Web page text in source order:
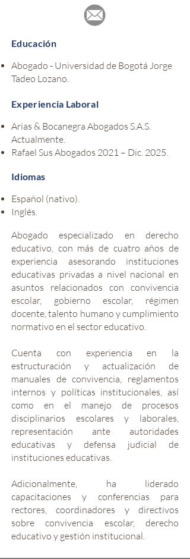
Educación
Abogado - Universidad de Bogotá Jorge
Tadeo Lozano.
Experiencia Laboral
Arias & Bocanegra Abogados S.A.S.
Actualmente.
Rafael Sus Abogados 2021 – Dic. 2025.
Idiomas
Español (nativo).
Inglés.
Abogado especializado en derecho
educativo, con más de cuatro años de
experiencia asesorando instituciones
educativas privadas a nivel nacional en
asuntos relacionados con convivencia
escolar, gobierno escolar, régimen
docente, talento humano y cumplimiento
normativo en el sector educativo.
Cuenta con experiencia en la
estructuración y actualización de
manuales de convivencia, reglamentos
internos y políticas institucionales, así
como en el manejo de procesos
disciplinarios escolares y laborales,
representación ante autoridades
educativas y defensa judicial de
instituciones educativas.
Adicionalmente, ha liderado
capacitaciones y conferencias para
rectores, coordinadores y directivos
sobre convivencia escolar, derecho
educativo y gestión institucional.